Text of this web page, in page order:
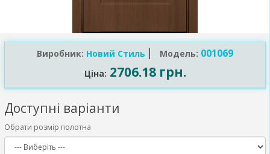
Виробник: Новий Стиль Модель: 001069
Ціна: 2706.18 грн.
Доступні варіанти
Обрати розмір полотна